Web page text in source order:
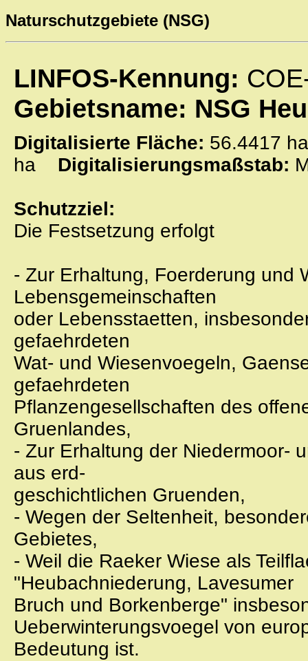
Naturschutzgebiete (NSG)
LINFOS-Kennung:
Gebietsname: NSG
Digitalisierte Fläche: 56.4417
ha Digitalisierungsmaßstab:
Schutzziel:
Die Festsetzung erfolgt
- Zur Erhaltung, Foerderung und
Lebensgemeinschaften
oder Lebensstaetten,
gefaehrdeten
Wat- und Wiesenvoegeln,
gefaehrdeten
Pflanzengesellschaften des
Gruenlandes,
- Zur Erhaltung der Niedermoor-
aus erd-
geschichtlichen Gruenden,
- Wegen der Seltenheit,
Gebietes,
- Weil die Raeker Wiese als
"Heubachniederung, Lavesumer
Bruch und Borkenberge"
Ueberwinterungsvoegel von
Bedeutung ist.